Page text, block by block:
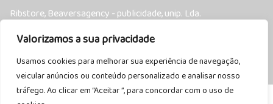
Valorizamos a sua privacidade
Usamos cookies para melhorar sua experiência de navegação,
veicular anúncios ou conteúdo personalizado e analisar nosso
tráfego. Ao clicar em “Aceitar ”, para concordar com o uso de
Ribstore, Beaversagency - publicidade, unip. Lda.
T: 917 486 743
Copyright © 2026 Ribstore | by Beavers Agency